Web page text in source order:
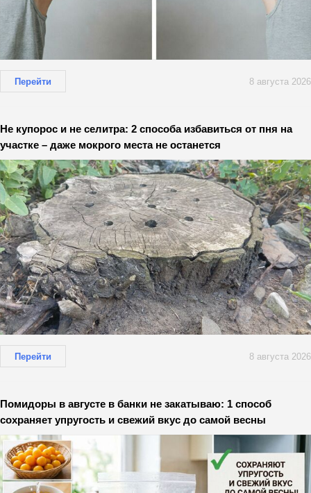
Перейти 8 августа 2026
Не купорос и не селитра: 2 способа избавиться от пня на
участке – даже мокрого места не останется
Перейти 8 августа 2026
Помидоры в августе в банки не закатываю: 1 способ
сохраняет упругость и свежий вкус до самой весны